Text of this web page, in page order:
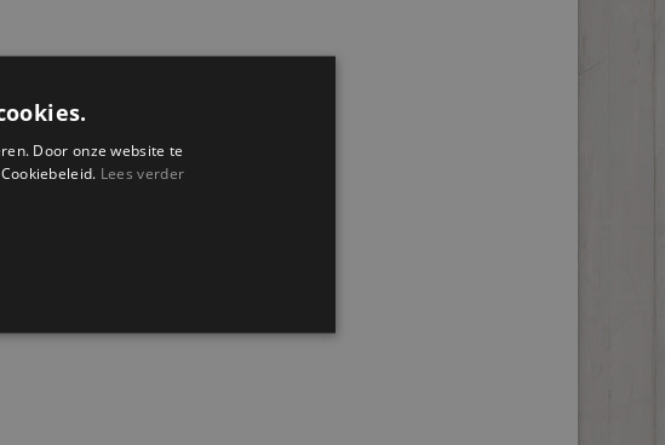
Door onze website te
Lees verder